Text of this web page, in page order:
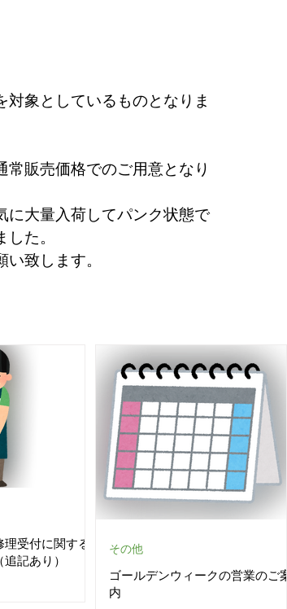
象としているものとなりま
常販売価格でのご用意となり
に大量入荷してパンク状態で
た。
致します。
受付に関する
記あり）
ゴールデンウィークの営業のご案
内
その他